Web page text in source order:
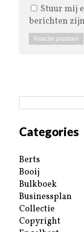
Stuur mij
berichten
Categories
Berts
Booij
Bulkboek
Businessplan
Collectie
Copyright